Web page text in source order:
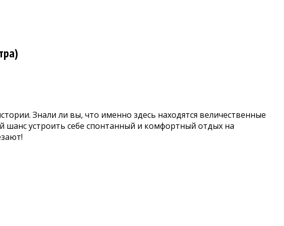
Знали ли вы, что именно здесь находятся величественные
шанс устроить себе спонтанный и комфортный отдых на